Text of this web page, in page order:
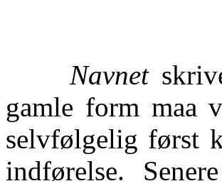
Navnet
gamle form maa
selvfølgelig først
indførelse.